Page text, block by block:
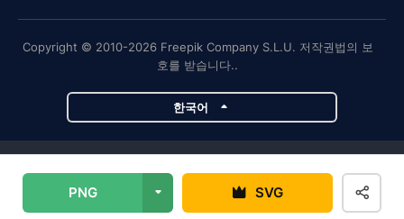
PNG SVG
Copyright © 2010-2026 Freepik Company S.L.U. 저작권법의 보
호를 받습니다..
한국어